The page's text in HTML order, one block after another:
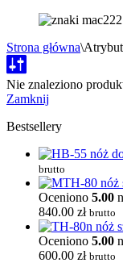
Strona główna\
Nie znaleziono
Zamknij
Bestsellery
brutto
Oceniono 5.00
840.00 zł brutto
Oceniono 5.00
600.00 zł brutto